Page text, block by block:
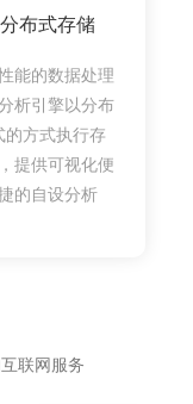
分布式存储
能的数据处理
析引擎以分布
的方式执行存
提供可视化便
的自设分析
联网服务